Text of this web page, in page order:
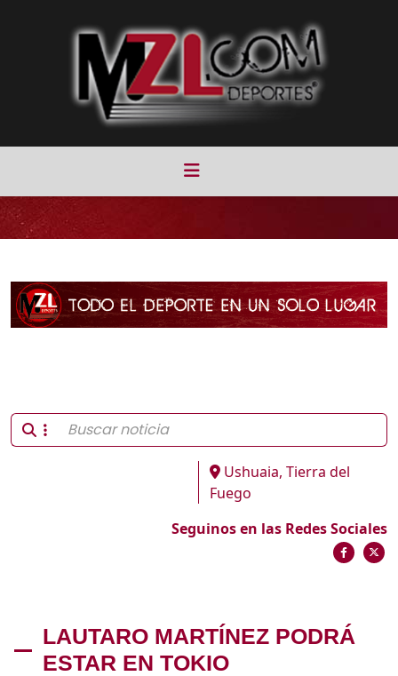
Ushuaia, Tierra del
Fuego
Seguinos en las Redes Sociales
LAUTARO MARTÍNEZ PODRÁ
ESTAR EN TOKIO